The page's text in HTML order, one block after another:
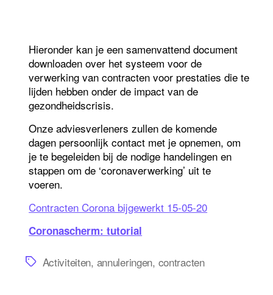
Hieronder kan je een samenvattend document
downloaden over het systeem voor de
verwerking van contracten voor prestaties die te
lijden hebben onder de impact van de
gezondheidscrisis.
Onze adviesverleners zullen de komende
dagen persoonlijk contact met je opnemen, om
je te begeleiden bij de nodige handelingen en
stappen om de ‘coronaverwerking’ uit te
voeren.
Contracten Corona bijgewerkt 15-05-20
Coronascherm: tutorial
TagsActiviteiten, annuleringen, contracten